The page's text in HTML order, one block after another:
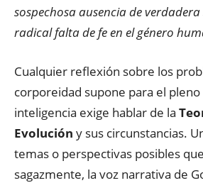
sospechosa ausencia de
radical falta de fe en el género
Cualquier reflexión sobre los
corporeidad supone para el
inteligencia exige hablar de la
Evolución y sus circunstancias.
temas o perspectivas posibles
sagazmente, la voz narrativa de